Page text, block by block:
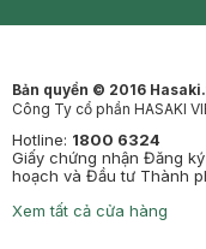
Bản quyền © 2016
Công Ty cổ phần HASAKI
Hotline: 1800 6324
Giấy chứng nhận Đăng
hoạch và Đầu tư Thành
Xem tất cả cửa hàng